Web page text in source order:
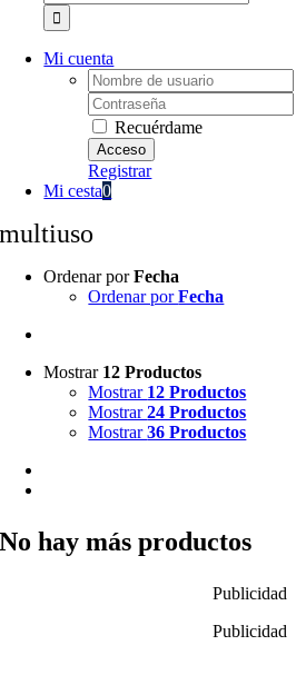
Mi cuenta
Username:
Password:
Recuérdame
Registrar
Mi cesta0
multiuso
Ordenar porFecha
Ordenar porFecha
Mostrar 12 Productos
Mostrar 12 Productos
Mostrar24 Productos
Mostrar36 Productos
No hay más productos
Publicidad
Publicidad